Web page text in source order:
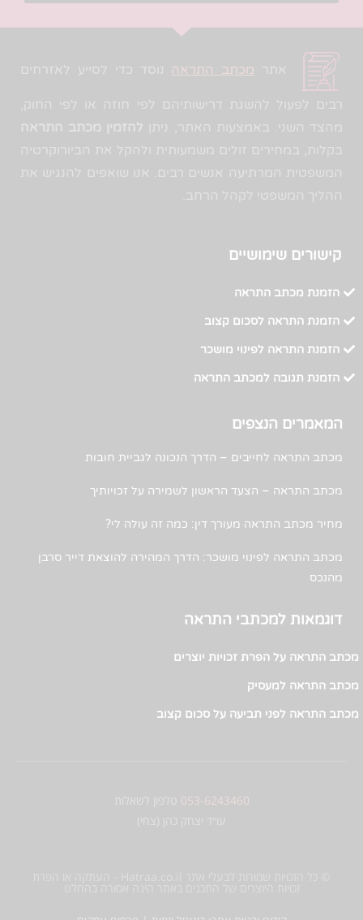
אתר מכתב התראה נוסד כדי לסייע לאזרחים
רבים לפעול להשגת דרישותיהם לפי חוזה או לפי החוק,
מהצד השני. באמצעות האתר, ניתן להזמין מכתב התראה
בקלות, במחירים זולים משמעותית ולהקל את הביורוקרטיה
המשפטית המרתיעה אנשים רבים. אנו שואפים להנגיש את
ההליך המשפטי לקהל הרחב.
קישורים שימושיים
הזמנת מכתב התראה
הזמנת התראה לסכום קצוב
הזמנת התראה לפינוי מושכר
הזמנת תגובה למכתב התראה
המאמרים הנצפים
מכתב התראה לחייבים – הדרך הנכונה לגביית חובות
מכתב התראה – הצעד הראשון לשמירה על זכויותיך
מחיר מכתב התראה מעורך דין: כמה זה עולה לי?
מכתב התראה לפינוי מושכר: הדרך המהירה להוצאת דייר סרבן
מהנכס
דוגמאות למכתבי התראה
מכתב התראה על הפרת זכויות יוצרים
מכתב התראה למעסיק
מכתב התראה לפני תביעה על סכום קצוב
053-6243460 טלפון לשאלות
עו״ד יצחק כהן (צחי)